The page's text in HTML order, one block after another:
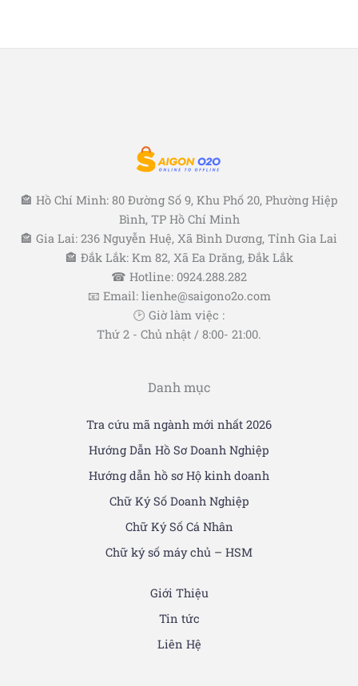
🏤 Hồ Chí Minh: 80 Đường Số 9, Khu Phố 20, Phường Hiệp
Bình, TP Hồ Chí Minh
🏤 Gia Lai: 236 Nguyễn Huệ, Xã Bình Dương, Tỉnh Gia Lai
🏤 Đắk Lắk: Km 82, Xã Ea Drăng, Đắk Lắk
☎ Hotline: 0924.288.282
📧 Email: lienhe@saigono2o.com
🕑 Giờ làm việc :
Thứ 2 - Chủ nhật / 8:00- 21:00.
Danh mục
Tra cứu mã ngành mới nhất 2026
Hướng Dẫn Hồ Sơ Doanh Nghiệp
Hướng dẫn hồ sơ Hộ kinh doanh
Chữ Ký Số Doanh Nghiệp
Chữ Ký Số Cá Nhân
Chữ ký số máy chủ – HSM
Giới Thiệu
Tin tức
Liên Hệ